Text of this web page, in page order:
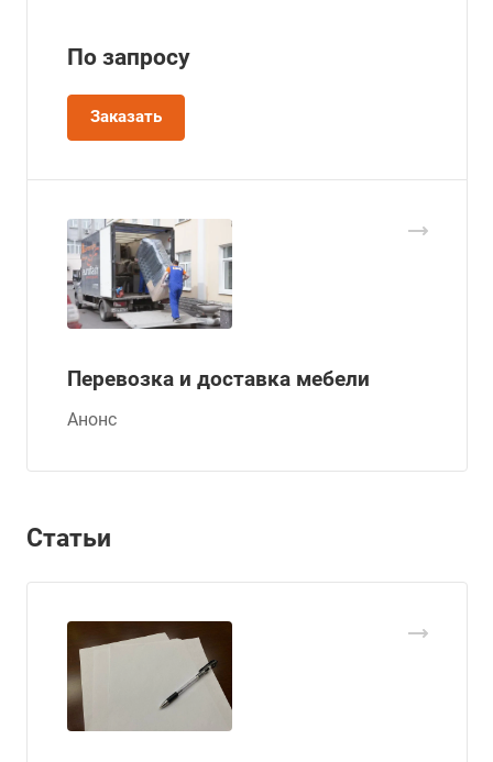
По запросу
Заказать
Перевозка и доставка мебели
Анонс
Статьи